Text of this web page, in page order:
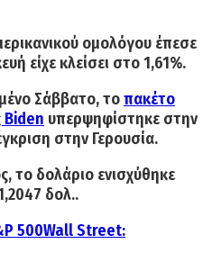
ομολόγου έπεσε
είχε κλείσει στο 1,61%.
Σάββατο, τοπακέτο
Biden υπερψηφίστηκε στην
στην Γερουσία.
το δολάριο ενισχύθηκε
δολ..
500Wall Street: